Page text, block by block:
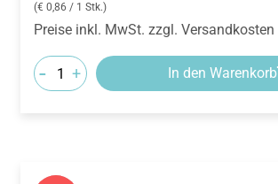
(€ 0,86 / 1 Stk.)
Preise inkl. MwSt. zzgl. Versandkosten
- + In den Warenkorb